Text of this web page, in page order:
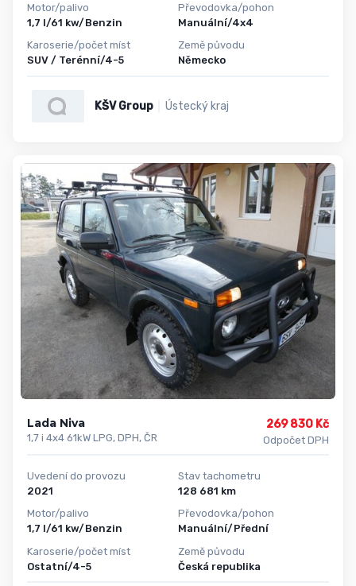
Motor/palivo
1,7 l/61 kw/Benzin
Karoserie/počet míst
SUV / Terénní/4-5
Převodovka/pohon
Manuální/4x4
Země původu
Německo
KŠV Group Ústecký kraj
Lada Niva
1,7 i 4x4 61kW LPG, DPH, ČR
269 830 Kč
Odpočet DPH
Uvedení do provozu
2021
Motor/palivo
1,7 l/61 kw/Benzin
Karoserie/počet míst
Ostatní/4-5
Stav tachometru
128 681 km
Převodovka/pohon
Manuální/Přední
Země původu
Česká republika